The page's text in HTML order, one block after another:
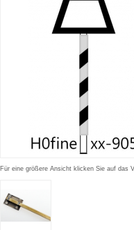
Für eine größere Ansicht klicken Sie auf das